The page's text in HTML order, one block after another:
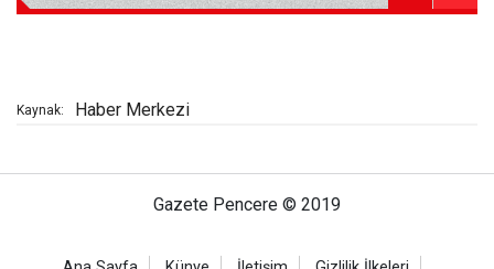
Kaynak: Haber Merkezi
Gazete Pencere © 2019